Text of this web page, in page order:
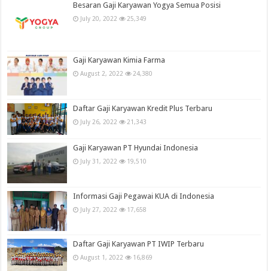
Besaran Gaji Karyawan Yogya Semua Posisi
July 20, 2022 25,349
Gaji Karyawan Kimia Farma
August 2, 2022 24,380
Daftar Gaji Karyawan Kredit Plus Terbaru
July 26, 2022 21,343
Gaji Karyawan PT Hyundai Indonesia
July 31, 2022 19,510
Informasi Gaji Pegawai KUA di Indonesia
July 27, 2022 17,658
Daftar Gaji Karyawan PT IWIP Terbaru
August 1, 2022 16,869